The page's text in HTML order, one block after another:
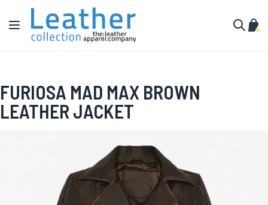
Zum Inhalt springen
Navigation umschalten
FURIOSA MAD MAX BROWN
LEATHER JACKET